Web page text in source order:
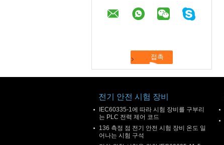
전기 안전 시험 장비
IEC60335-1에 따라 시험 장비를 구부리
는 PLC 전력 제어 코드
136 측정 점 전기 안전 시험 장비 온도 일
어나는 시험 구석